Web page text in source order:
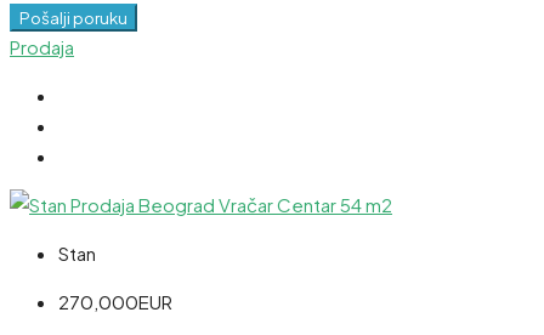
Pošalji poruku
Prodaja
Stan
270,000EUR